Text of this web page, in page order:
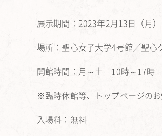
展示期間：2023年2月13日（月
場所：聖心女子大学4号館／聖
開館時間：月～土 10時～17時
※臨時休館等、トップページのお
入場料：無料